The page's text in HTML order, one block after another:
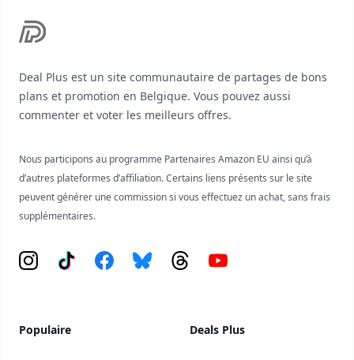
Deal Plus est un site communautaire de partages de bons
plans et promotion en Belgique. Vous pouvez aussi
commenter et voter les meilleurs offres.
Nous participons au programme Partenaires Amazon EU ainsi qu’à
d’autres plateformes d’affiliation. Certains liens présents sur le site
peuvent générer une commission si vous effectuez un achat, sans frais
supplémentaires.
Instagram
Tiktok FacebookBlueskyThreadsYouTube
Populaire Deals Plus